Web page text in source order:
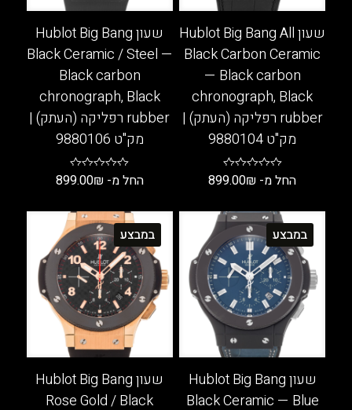
שעון Hublot Big Bang All
Black Carbon Ceramic
— Black carbon
chronograph, Black
rubber רפליקה (העתק) |
מק"ט 9880104
החל מ- 899.00₪
זה
יש
מספר
סוגים.
ניתן
לבחור
את
האפשרויות
בעמוד
המוצר
שעון Hublot Big Bang
Black Ceramic / Steel —
Black carbon
chronograph, Black
rubber רפליקה (העתק) |
מק"ט 9880106
החל מ- 899.00₪
זה
יש
מספר
סוגים.
ניתן
לבחור
את
האפשרויות
בעמוד
המוצר
במבצע
שעון Hublot Big Bang
Black Ceramic — Blue
במבצע
שעון Hublot Big Bang
Rose Gold / Black